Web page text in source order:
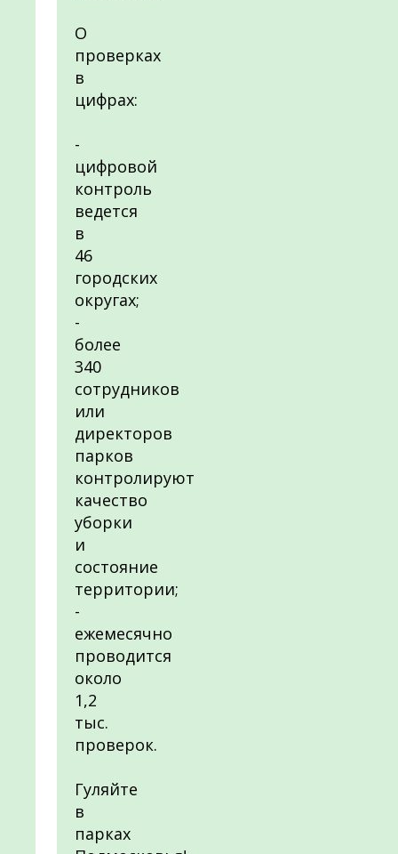
О
проверках
в
цифрах:
-
цифровой
контроль
ведется
в
46
городских
округах;
-
более
340
сотрудников
или
директоров
парков
контролируют
качество
уборки
и
состояние
территории;
-
ежемесячно
проводится
около
1,2
тыс.
проверок.
Гуляйте
в
парках